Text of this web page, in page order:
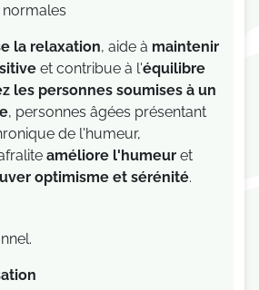
la relaxation, aide à maintenir
et contribue à l'équilibre
les personnes soumises à un
, personnes âgées présentant
de l'humeur,
améliore l'humeuret
optimisme et sérénité.